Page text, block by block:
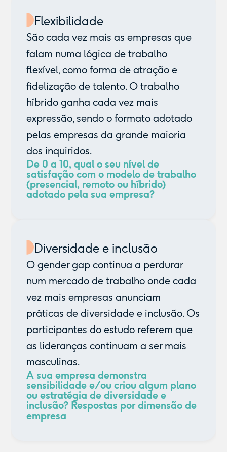
Flexibilidade
São cada vez mais as empresas que
falam numa lógica de trabalho
flexível, como forma de atração e
fidelização de talento. O trabalho
híbrido ganha cada vez mais
expressão, sendo o formato adotado
pelas empresas da grande maioria
dos inquiridos.
De 0 a 10, qual o seu nível de
satisfação com o modelo de trabalho
(presencial, remoto ou híbrido)
adotado pela sua empresa?
Diversidade e inclusão
O gender gap continua a perdurar
num mercado de trabalho onde cada
vez mais empresas anunciam
práticas de diversidade e inclusão. Os
participantes do estudo referem que
as lideranças continuam a ser mais
masculinas.
A sua empresa demonstra
sensibilidade e/ou criou algum plano
ou estratégia de diversidade e
inclusão? Respostas por dimensão de
empresa